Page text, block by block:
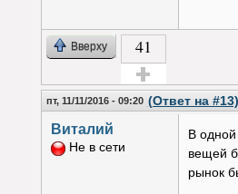
Вверху 41
Голос за!
пт, 11/11/2016 - 09:20 (Ответ на #13)
Виталий
Не в сети
В
вещей
рынок